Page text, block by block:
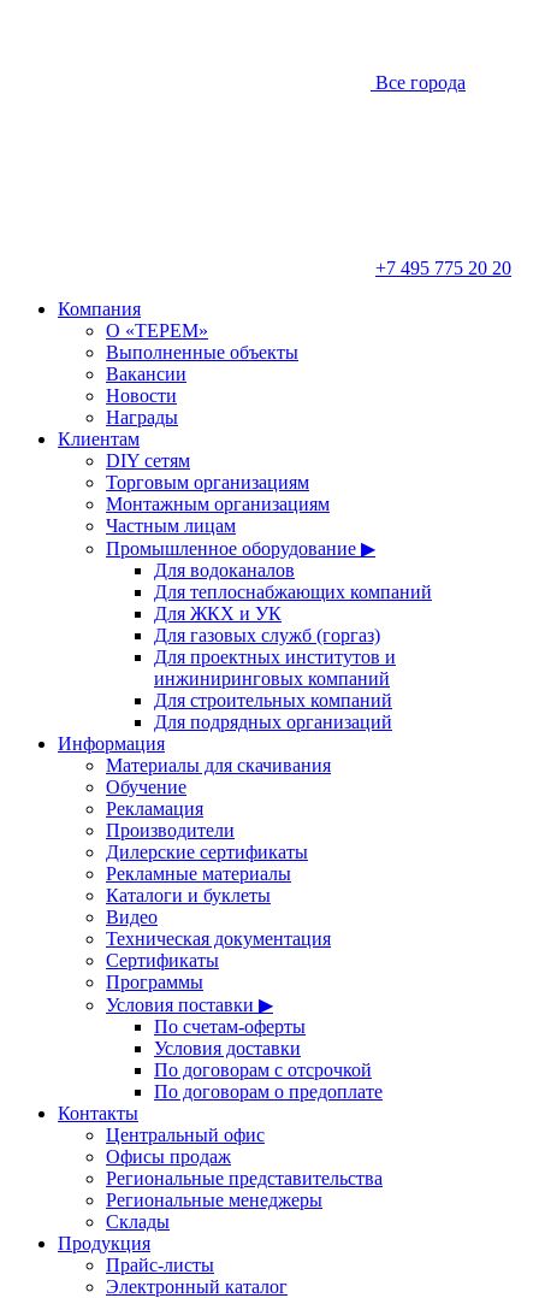
Все города
+7 495 775 20 20
Компания
О «ТЕРЕМ»
Выполненные объекты
Вакансии
Новости
Награды
Клиентам
DIY сетям
Торговым организациям
Монтажным организациям
Частным лицам
Промышленное оборудование ▶
Для водоканалов
Для теплоснабжающих компаний
Для ЖКХ и УК
Для газовых служб (горгаз)
Для проектных институтов и
инжиниринговых компаний
Для строительных компаний
Для подрядных организаций
Информация
Материалы для скачивания
Обучение
Рекламация
Производители
Дилерские сертификаты
Рекламные материалы
Каталоги и буклеты
Видео
Техническая документация
Сертификаты
Программы
Условия поставки ▶
По счетам-оферты
Условия доставки
По договорам с отсрочкой
По договорам о предоплате
Контакты
Центральный офис
Офисы продаж
Региональные представительства
Региональные менеджеры
Склады
Продукция
Прайс-листы
Электронный каталог